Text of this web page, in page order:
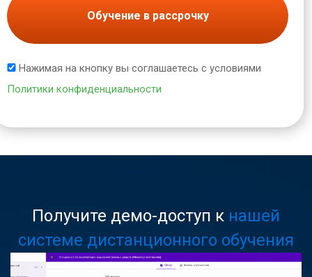
Обучение в рассрочку
Нажимая на кнопку вы соглашаетесь с условиями
Политики конфиденциальности
Получите демо-доступ к нашей
системе дистанционного обучения